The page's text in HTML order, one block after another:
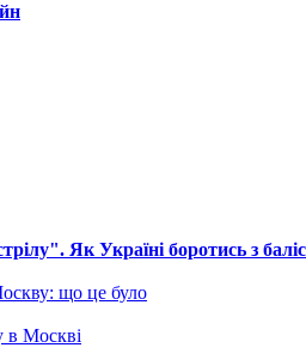
Як Україні боротись з
що це було
в Москві